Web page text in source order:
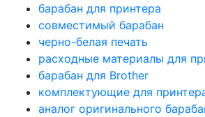
барабан для принтера
совместимый барабан
черно-белая печать
расходные материалы для
барабан для Brother
комплектующие для
аналог оригинального